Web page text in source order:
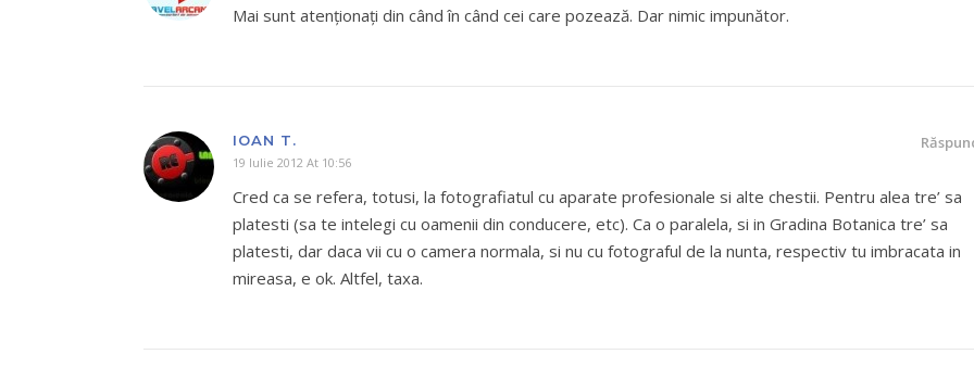
Mai sunt atenționați din când în când cei care pozează. Dar nimic impunător.
IOAN T.
19 Iulie 2012 At 10:56
Cred ca se refera, totusi, la fotografiatul cu aparate profesionale si alte chestii. Pentru alea tre’ sa
platesti (sa te intelegi cu oamenii din conducere, etc). Ca o paralela, si in Gradina Botanica tre’ sa
platesti, dar daca vii cu o camera normala, si nu cu fotograful de la nunta, respectiv tu imbracata in
mireasa, e ok. Altfel, taxa.